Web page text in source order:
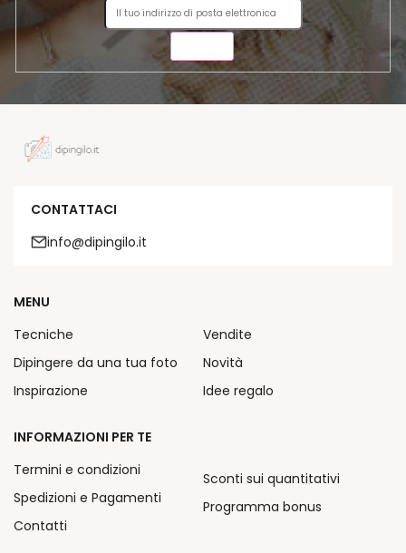
CONTATTACI
info@dipingilo.it
MENU
Tecniche
Dipingere da una tua foto
Inspirazione
Vendite
Novità
Idee regalo
INFORMAZIONI PER TE
Termini e condizioni
Spedizioni e Pagamenti
Contatti
Sconti sui quantitativi
Programma bonus